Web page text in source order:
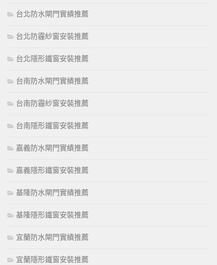
台北防水閘門實績推薦
台北防霾紗窗安裝推薦
台北隱形鐵窗安裝推薦
台南防水閘門實績推薦
台南防霾紗窗安裝推薦
台南隱形鐵窗安裝推薦
嘉義防水閘門實績推薦
嘉義隱形鐵窗安裝推薦
基隆防水閘門實績推薦
基隆隱形鐵窗安裝推薦
宜蘭防水閘門實績推薦
宜蘭隱形鐵窗安裝推薦